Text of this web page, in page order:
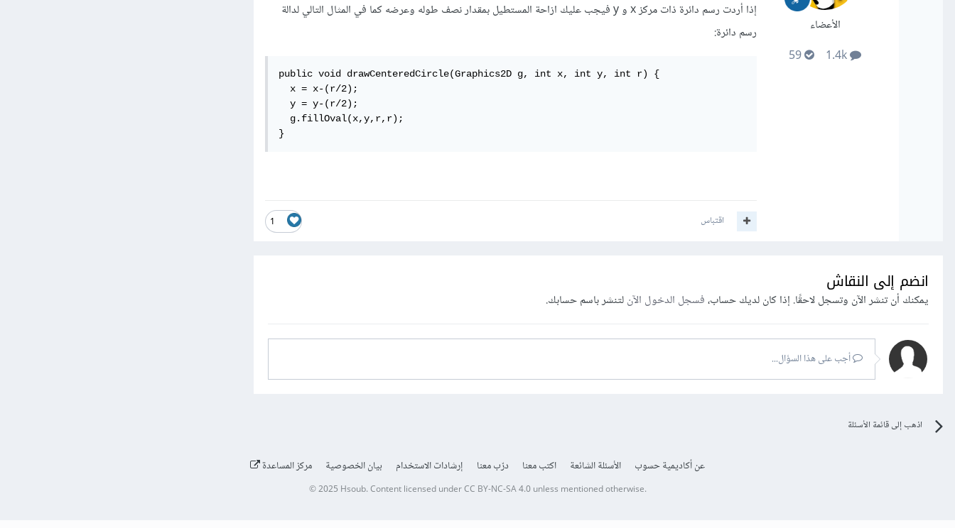
الأعضاء
إذا أردت رسم دائرة ذات مركز x و y فيجب عليك ازاحة المستطيل بمقدار نصف طوله وعرضه كما في المثال التالي لدالة
رسم دائرة:
public void drawCenteredCircle(Graphics2D g, int x, int y, int r) {
  x = x-(r/2);
  y = y-(r/2);
  g.fillOval(x,y,r,r);
}
1 اقتباس
انضم إلى النقاش
يمكنك أن تنشر الآن وتسجل لاحقًا. إذا كان لديك حساب،فسجل الدخول الآنلتنشر باسم حسابك.
أجب على هذا السؤال...
اذهب إلى قائمة الأسئلة
عن أكاديمية حسوب الأسئلة الشائعة اكتب معنا درّب معنا إرشادات الاستخدام بيان الخصوصية مركز المساعدة
© 2025 Hsoub.Content licensed underCC BY-NC-SA 4.0unless mentioned otherwise.